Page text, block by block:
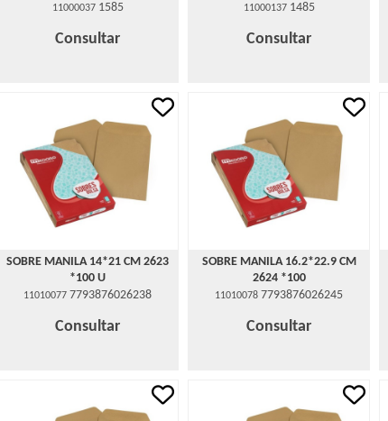
11000037 1585
Consultar
11000137 1485
Consultar
SOBRE MANILA 14*21 CM 2623
*100 U
11010077 7793876026238
Consultar
SOBRE MANILA 16.2*22.9 CM
2624 *100
11010078 7793876026245
Consultar